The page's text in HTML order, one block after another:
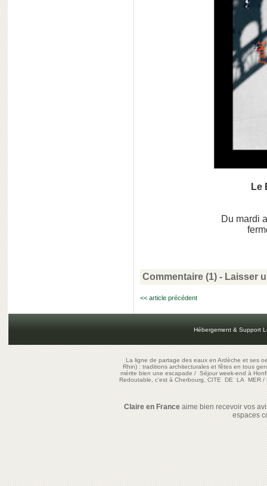
Le
Du mardi
Commentaire (1) - Laisser
<< article précédent
Hébergement & Support
La ligne de partage des eaux en Ardèche et ses
Rhin) : traditions architecturales et fêtes en tous
mérite bien une escapade/Séjour week-end à
Redoutable, c'est à Cherbourg, CITE DE LA MER/
Claire en Franceaime bien recevoir vos
espaces